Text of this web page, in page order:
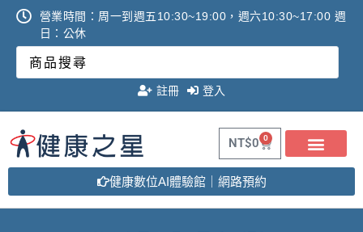
營業時間：周一到週五10:30~19:00，週六10:30~17:00 週
日：公休
註冊 登入
NT$0 0
健康數位AI體驗館｜網路預約